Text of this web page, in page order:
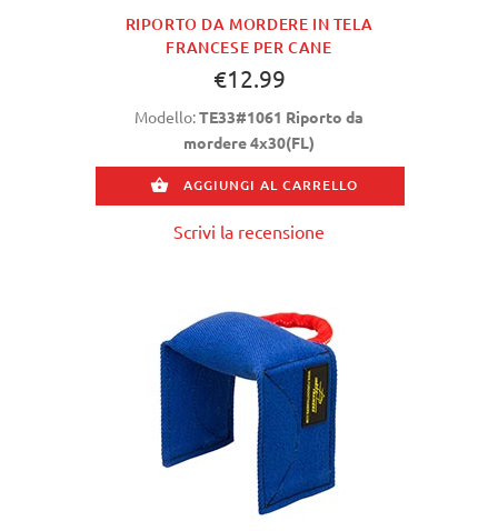
RIPORTO DA MORDERE IN TELA
FRANCESE PER CANE
€12.99
Modello:TE33#1061 Riporto da
mordere 4x30(FL)
AGGIUNGI AL CARRELLO
Scrivi la recensione